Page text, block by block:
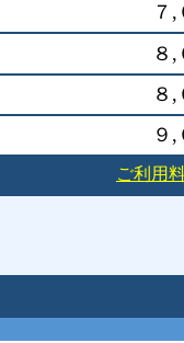
７,
８,
８,
９,
ご利用